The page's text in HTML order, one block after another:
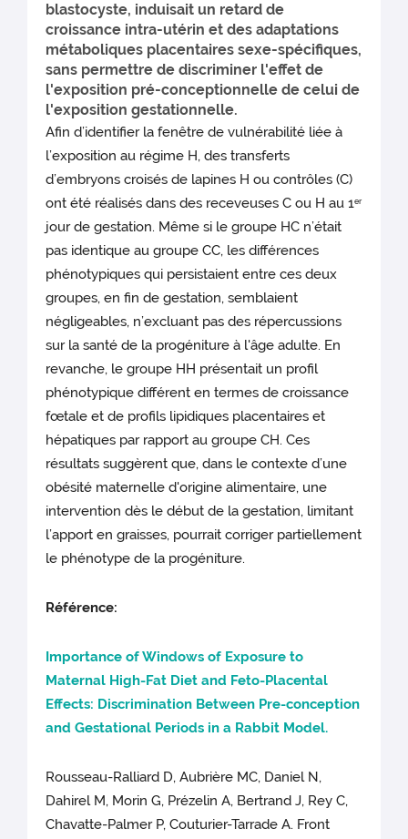
blastocyste, induisait un retard de
croissance intra-utérin et des adaptations
métaboliques placentaires sexe-spécifiques,
sans permettre de discriminer l'effet de
l'exposition pré-conceptionnelle de celui de
l'exposition gestationnelle.
Afin d’identifier la fenêtre de vulnérabilité liée à
l’exposition au régime H, des transferts
d’embryons croisés de lapines H ou contrôles (C)
ont été réalisés dans des receveuses C ou H au 1er
jour de gestation. Même si le groupe HC n’était
pas identique au groupe CC, les différences
phénotypiques qui persistaient entre ces deux
groupes, en fin de gestation, semblaient
négligeables, n’excluant pas des répercussions
sur la santé de la progéniture à l'âge adulte. En
revanche, le groupe HH présentait un profil
phénotypique différent en termes de croissance
fœtale et de profils lipidiques placentaires et
hépatiques par rapport au groupe CH. Ces
résultats suggèrent que, dans le contexte d’une
obésité maternelle d'origine alimentaire, une
intervention dès le début de la gestation, limitant
l’apport en graisses, pourrait corriger partiellement
le phénotype de la progéniture.
Référence:
Importance of Windows of Exposure to
Maternal High-Fat Diet and Feto-Placental
Effects: Discrimination Between Pre-conception
and Gestational Periods in a Rabbit Model.
Rousseau-Ralliard D, Aubrière MC, Daniel N,
Dahirel M, Morin G, Prézelin A, Bertrand J, Rey C,
Chavatte-Palmer P, Couturier-Tarrade A. Front